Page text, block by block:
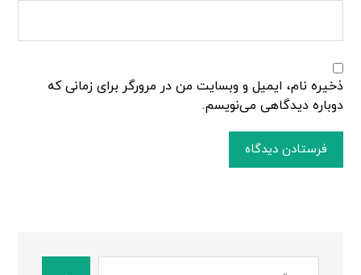
ذخیره نام، ایمیل و وبسایت من در مرورگر برای زمانی که
دوباره دیدگاهی می‌نویسم.
فرستادن دیدگاه